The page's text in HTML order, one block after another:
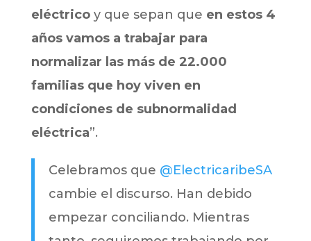
eléctricoy que sepan que en estos 4
años vamos a trabajar para
normalizar las más de 22.000
familias que hoy viven en
condiciones de subnormalidad
eléctrica”.
Celebramos que @ElectricaribeSA
cambie el discurso. Han debido
empezar conciliando. Mientras